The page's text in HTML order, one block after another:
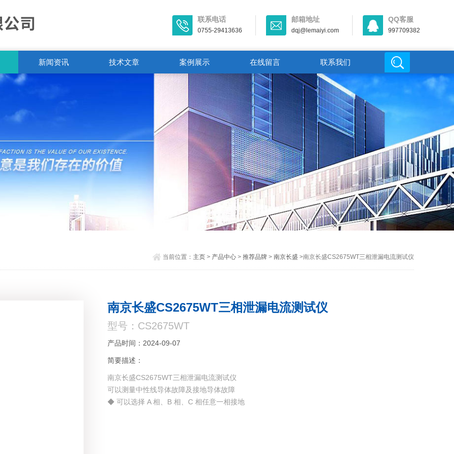
联系电话
0755-29413636
邮箱地址
dqj@lemaiyi.com
QQ客服
997709382
新闻资讯 技术文章 案例展示 在线留言 联系我们
当前位置： 主页> 产品中心> 推荐品牌> 南京长盛 >南京长盛CS2675WT三相泄漏电流测试仪
南京长盛CS2675WT三相泄漏电流测试仪
型号：CS2675WT
产品时间：2024-09-07
简要描述：
南京长盛CS2675WT三相泄漏电流测试仪
可以测量中性线导体故障及接地导体故障
◆ 可以选择 A 相、B 相、C 相任意一相接地